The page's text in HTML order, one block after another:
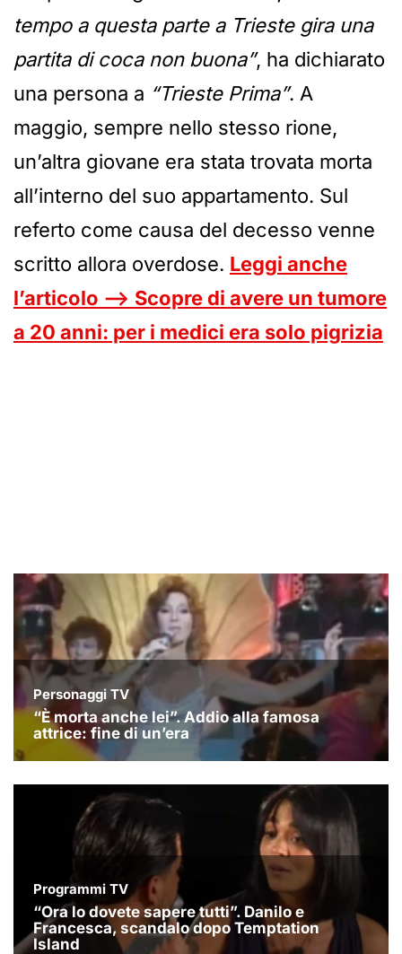
tempo a questa parte a Trieste gira una
partita di coca non buona”, ha dichiarato
una persona a “Trieste Prima”. A
maggio, sempre nello stesso rione,
un’altra giovane era stata trovata morta
all’interno del suo appartamento. Sul
referto come causa del decesso venne
scritto allora overdose. Leggi anche
l’articolo —> Scopre di avere un tumore
a 20 anni: per i medici era solo pigrizia